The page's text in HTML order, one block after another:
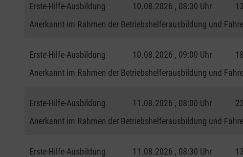
Erste-Hilfe-Ausbildung 10.08.2026 , 08:30 Uhr
Anerkannt im Rahmen der Betriebshelferausbildung und
Erste-Hilfe-Ausbildung 10.08.2026 , 09:00 Uhr
Anerkannt im Rahmen der Betriebshelferausbildung und
Erste-Hilfe-Ausbildung 11.08.2026 , 08:00 Uhr
Anerkannt im Rahmen der Betriebshelferausbildung und
Erste-Hilfe-Ausbildung 11.08.2026 , 08:30 Uhr